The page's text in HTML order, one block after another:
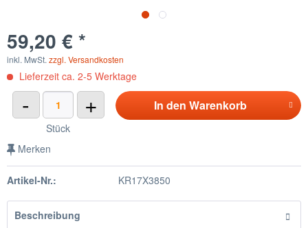
59,20 € *
inkl. MwSt. zzgl. Versandkosten
Lieferzeit ca. 2-5 Werktage
- +
Stück
In den Warenkorb
Merken
Artikel-Nr.: KR17X3850
Beschreibung